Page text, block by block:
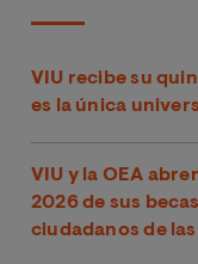
VIU recibe su
es la única
VIU y la OEA
2026 de sus
ciudadanos de